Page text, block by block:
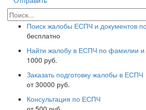
Поиск жалобы ЕСПЧ и документов
бесплатно
Найти жалобу в ЕСПЧ по фамилии и
1000 руб.
Заказать подготовку жалобы в ЕСПЧ
от 30000 руб.
Консультация по ЕСПЧ